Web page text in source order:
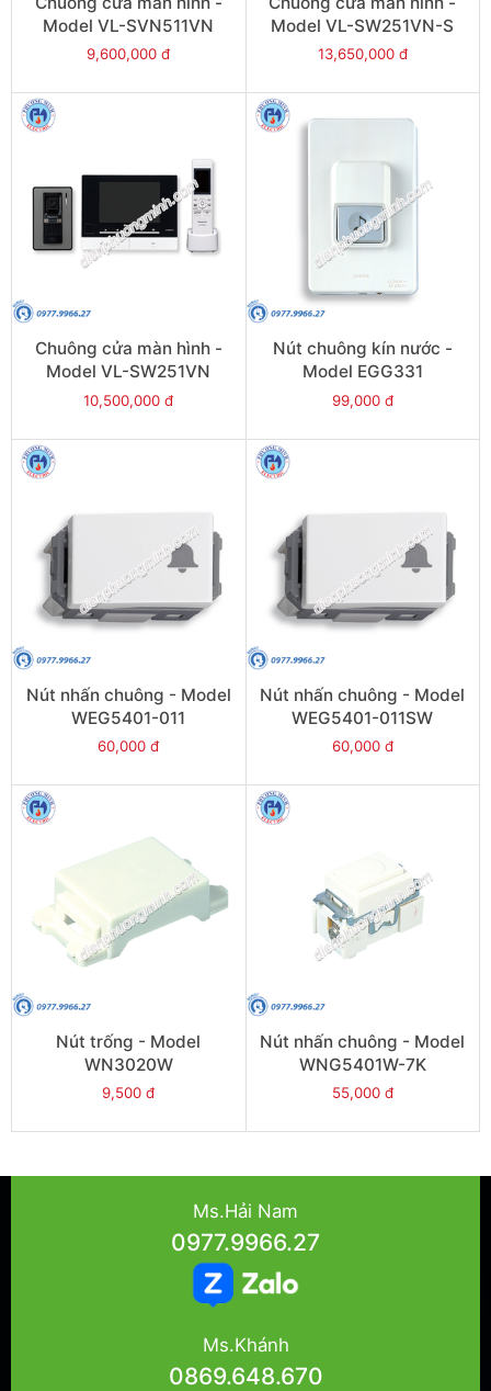
Model VL-SVN511VN
9,600,000 đ
Model VL-SW251VN-S
13,650,000 đ
Chuông cửa màn hình -
Model VL-SW251VN
10,500,000 đ
Nút chuông kín nước -
Model EGG331
99,000 đ
Nút nhấn chuông - Model
WEG5401-011
60,000 đ
Nút nhấn chuông - Model
WEG5401-011SW
60,000 đ
Nút trống - Model
WN3020W
9,500 đ
Nút nhấn chuông - Model
WNG5401W-7K
55,000 đ
Ms.Hải Nam
0977.9966.27
Ms.Khánh
0869.648.670